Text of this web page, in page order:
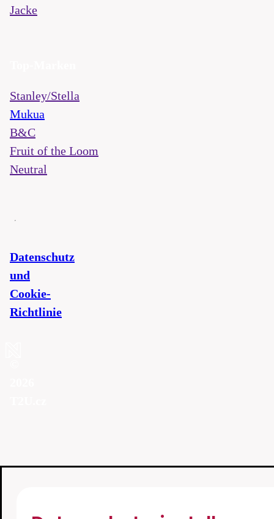
Jacke
Stanley/Stella
Mukua
B&C
Fruit of the Loom
Neutral
Datenschutz
und
Cookie-
Richtlinie